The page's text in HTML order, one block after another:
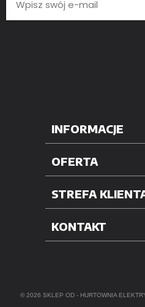
INFORMACJE
OFERTA
STREFA
KONTAKT
© 2026 SKLEP OD - HURTOWNIA